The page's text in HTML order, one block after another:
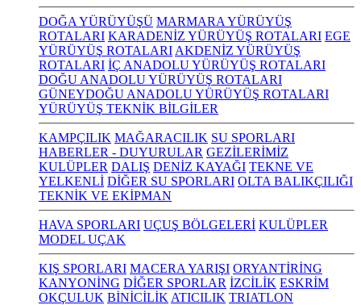
DOĞA YÜRÜYÜŞÜ MARMARA YÜRÜYÜŞ
ROTALARI KARADENİZ YÜRÜYÜŞ ROTALARI EGE
YÜRÜYÜŞ ROTALARI AKDENİZ YÜRÜYÜŞ
ROTALARI İÇ ANADOLU YÜRÜYÜŞ ROTALARI
DOĞU ANADOLU YÜRÜYÜŞ ROTALARI
GÜNEYDOĞU ANADOLU YÜRÜYÜŞ ROTALARI
YÜRÜYÜŞ TEKNİK BİLGİLER
KAMPÇILIK MAĞARACILIK SU SPORLARI
HABERLER - DUYURULAR GEZİLERİMİZ
KULÜPLER DALIŞ DENİZ KAYAĞI TEKNE VE
YELKENLİ DİĞER SU SPORLARI OLTA BALIKÇILIĞI
TEKNİK VE EKİPMAN
HAVA SPORLARI UÇUŞ BÖLGELERİ KULÜPLER
MODEL UÇAK
KIŞ SPORLARI MACERA YARIŞI ORYANTİRİNG
KANYONİNG DİĞER SPORLAR İZCİLİK ESKRİM
OKÇULUK BİNİCİLİK ATICILIK TRIATLON